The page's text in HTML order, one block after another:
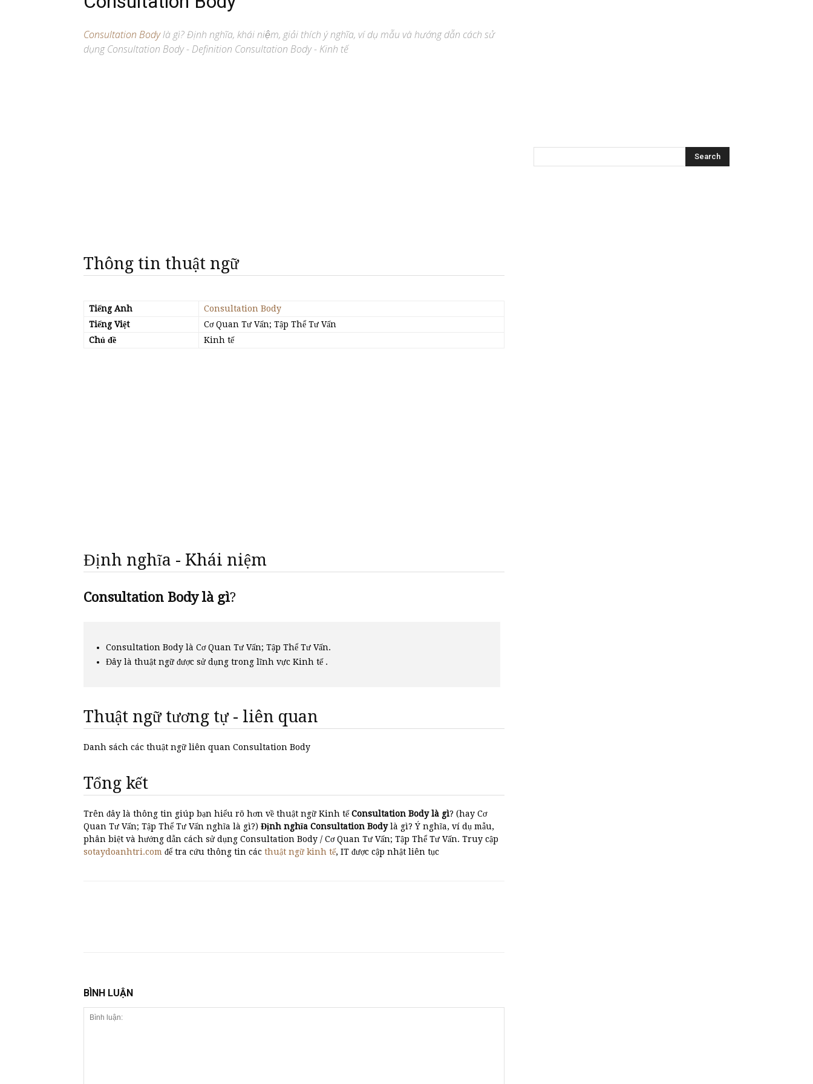
Consultation Bodylà gì? Định nghĩa, khái niệm, giải thích ý nghĩa, ví dụ mẫu và hướng dẫn cách sử
dụng Consultation Body - Definition Consultation Body - Kinh tế
Thông tin thuật ngữ
Tiếng Anh
Consultation Body
Tiếng Việt
Cơ Quan Tư Vấn; Tập Thể Tư Vấn
Chủ đề
Kinh tế
Định nghĩa - Khái niệm
Consultation Body là gì?
Consultation Body là Cơ Quan Tư Vấn; Tập Thể Tư Vấn.
Đây là thuật ngữ được sử dụng trong lĩnh vực Kinh tế .
Thuật ngữ tương tự - liên quan
Danh sách các thuật ngữ liên quan Consultation Body
Tổng kết
Trên đây là thông tin giúp bạn hiểu rõ hơn về thuật ngữ Kinh tếConsultation Body là gì? (hay Cơ
Quan Tư Vấn; Tập Thể Tư Vấn nghĩa là gì?) Định nghĩa Consultation Bodylà gì? Ý nghĩa, ví dụ mẫu,
phân biệt và hướng dẫn cách sử dụng Consultation Body / Cơ Quan Tư Vấn; Tập Thể Tư Vấn. Truy cập
sotaydoanhtri.com để tra cứu thông tin các thuật ngữ kinh tế, IT được cập nhật liên tục
BÌNH LUẬN